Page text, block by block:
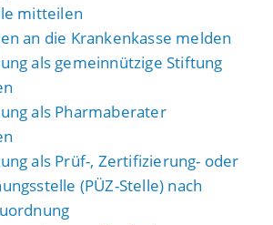
mitteilen
an die Krankenkasse melden
als gemeinnützige Stiftung
als Pharmaberater
als Prüf-, Zertifizierung- oder
(PÜZ-Stelle) nach